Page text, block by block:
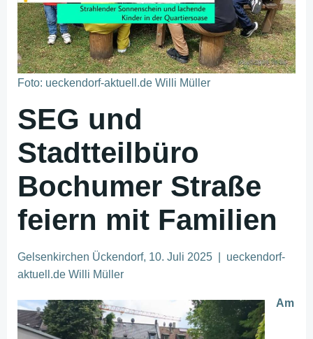
Foto: ueckendorf-aktuell.de Willi Müller
SEG und
Stadtteilbüro
Bochumer Straße
feiern mit Familien
Gelsenkirchen Ückendorf, 10. Juli 2025 | ueckendorf-
aktuell.de Willi Müller
Am